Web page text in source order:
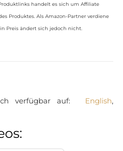
handelt es sich um Affiliate
Produktes. Als Amazon-Partner verdiene
Preis ändert sich jedoch nicht.
verfügbar auf:
English